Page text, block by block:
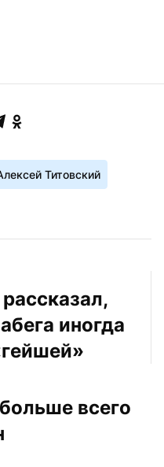
Титовский
иногда
всего